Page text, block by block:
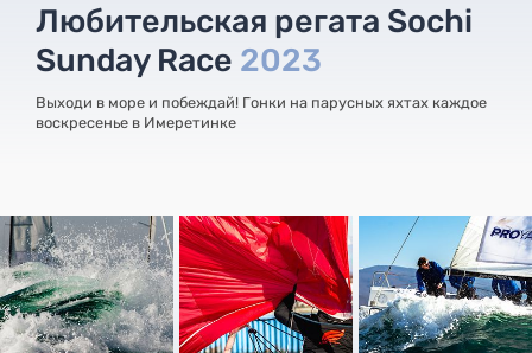
Любительская регата Sochi
Sunday Race 2023
Выходи в море и побеждай! Гонки на парусных яхтах каждое
воскресенье в Имеретинке